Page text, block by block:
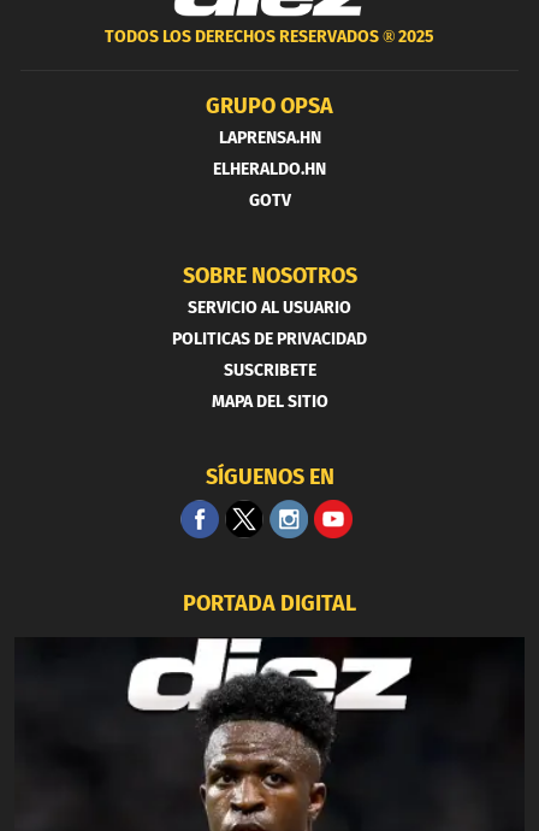
TODOS LOS DERECHOS RESERVADOS ®2025
GRUPO OPSA
LAPRENSA.HN
ELHERALDO.HN
GOTV
SOBRE NOSOTROS
SERVICIO AL USUARIO
POLITICAS DE PRIVACIDAD
SUSCRIBETE
MAPA DEL SITIO
SÍGUENOS EN
PORTADA DIGITAL